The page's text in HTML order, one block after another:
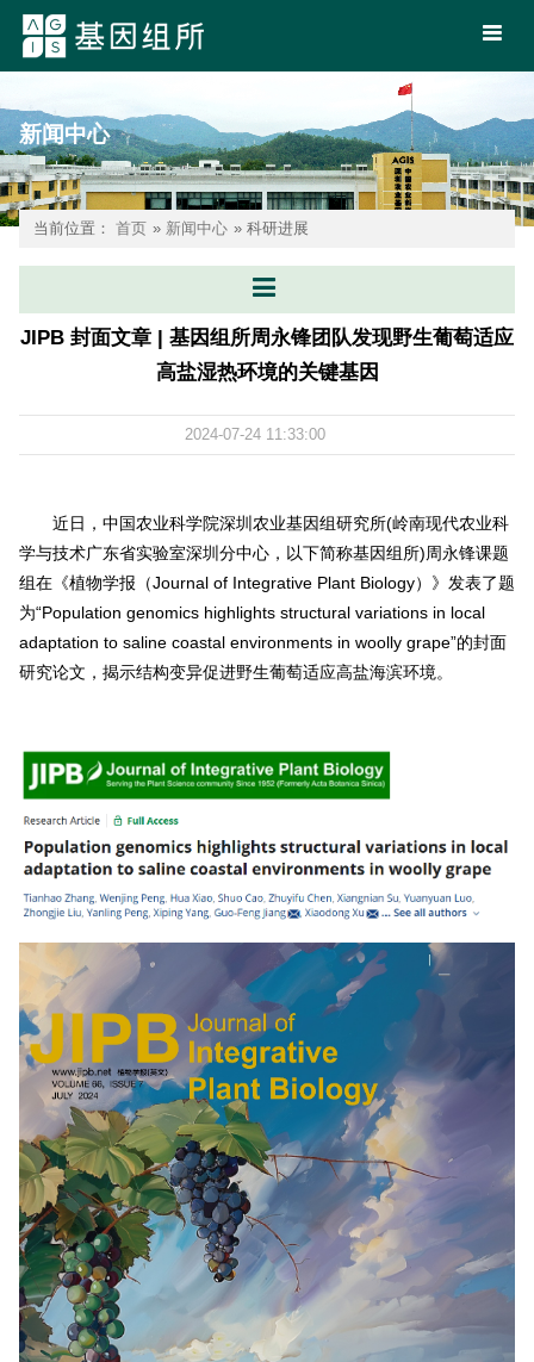
新闻中心
当前位置： 首页 » 新闻中心 » 科研进展
JIPB 封面文章 | 基因组所周永锋团队发现野生葡萄适应
高盐湿热环境的关键基因
2024-07-24 11:33:00
近日，中国农业科学院深圳农业基因组研究所(岭南现代农业科
学与技术广东省实验室深圳分中心，以下简称基因组所)周永锋课题
组在《植物学报（Journal of Integrative Plant Biology）》发表了题
为“Population genomics highlights structural variations in local
adaptation to saline coastal environments in woolly grape”的封面
研究论文，揭示结构变异促进野生葡萄适应高盐海滨环境。